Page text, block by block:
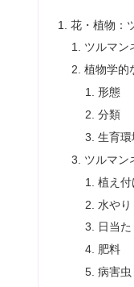
花・植物：
ツルマン
植物学的
形態
分類
生育環
ツルマン
植え付
水やり
日当
肥料
病害虫